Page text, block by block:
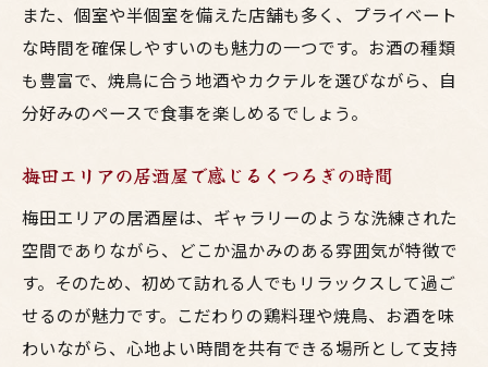
また、個室や半個室を備えた店舗も多く、プライベート
な時間を確保しやすいのも魅力の一つです。お酒の種類
も豊富で、焼鳥に合う地酒やカクテルを選びながら、自
分好みのペースで食事を楽しめるでしょう。
梅田エリアの居酒屋で感じるくつろぎの時間
梅田エリアの居酒屋は、ギャラリーのような洗練された
空間でありながら、どこか温かみのある雰囲気が特徴で
す。そのため、初めて訪れる人でもリラックスして過ご
せるのが魅力です。こだわりの鶏料理や焼鳥、お酒を味
わいながら、心地よい時間を共有できる場所として支持